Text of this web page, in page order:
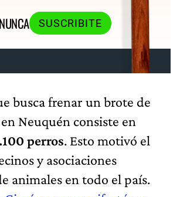
SUSCRIBITE
busca frenar un brote de
Neuquén consiste en
perros. Esto motivó el
y asociaciones
animales en todo el país.